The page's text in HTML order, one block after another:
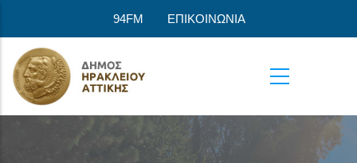
94FM ΕΠΙΚΟΙΝΩΝΙΑ